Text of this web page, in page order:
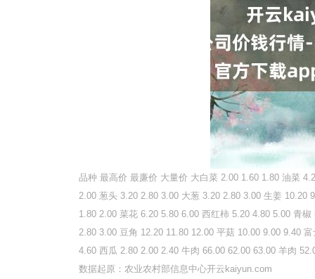
品种 最高价 最廉价 大量价 大白菜 2.00 1.60 1.80 油菜
2.00 葱头 3.20 2.80 3.00 大葱 3.20 2.80 3.00 生姜 10.20
1.80 2.00 菜花 6.20 5.80 6.00 西红柿 5.20 4.80 5.00 青
2.80 3.00 豆角 12.20 11.80 12.00 平菇 10.00 9.00 9.40
4.60 西瓜 2.80 2.00 2.40 牛肉 66.00 62.00 63.00 羊肉
数据起原：农业农村部信息中心开云kaiyun.com